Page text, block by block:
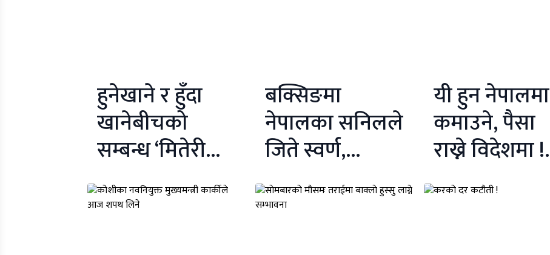
हुनेखाने र हुँदा
खानेबीचको
सम्बन्ध ‘मितेरी
कार्यक्रम’
बक्सिङमा
नेपालका सनिलले
जिते स्वर्ण,
नेपालको स्वर्ण ५०
पुग्यो
यी हुन नेपालमा
कमाउने, पैसा
राख्ने विदेशमा !
नाम पढ्नुभो